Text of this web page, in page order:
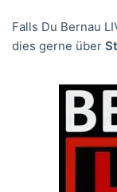
Falls Du Bernau
dies gerne über